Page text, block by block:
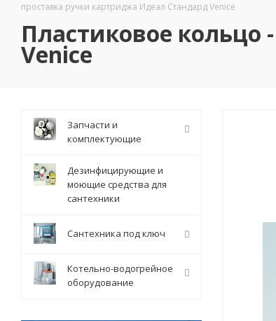
проставка ручки картриджа Идеал Стандард Venice
Пластиковое кольцо
Venice
Запчасти и
комплектующие
Дезинфицирующие и
моющие средства для
сантехники
Сантехника под ключ
Котельно-водогрейное
оборудование